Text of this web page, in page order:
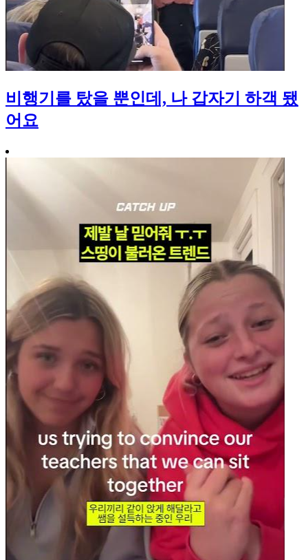
비행기를 탔을 뿐인데, 나 갑자기 하객 됐
어요